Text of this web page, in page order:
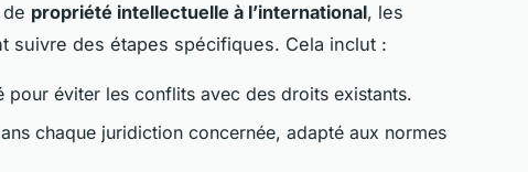
propriété intellectuelle à l’international, les
suivre des étapes spécifiques. Cela inclut :
pour éviter les conflits avec des droits existants.
chaque juridiction concernée, adapté aux normes